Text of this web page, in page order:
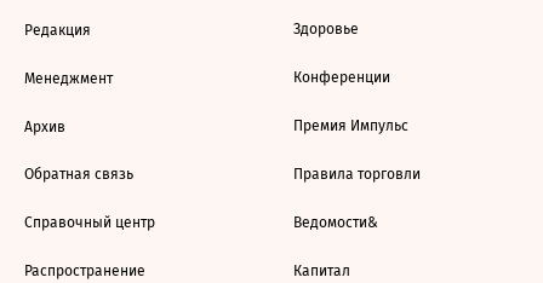
Редакция
Менеджмент
Архив
Обратная связь
Справочный центр
Распространение
Здоровье
Конференции
Премия Импульс
Правила торговли
Ведомости&
Капитал